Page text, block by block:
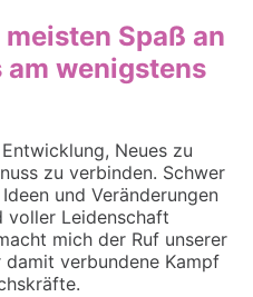
Spaß an
am wenigstens
Neues zu
zu verbinden. Schwer
und Veränderungen
voller Leidenschaft
mich der Ruf unserer
verbundene Kampf